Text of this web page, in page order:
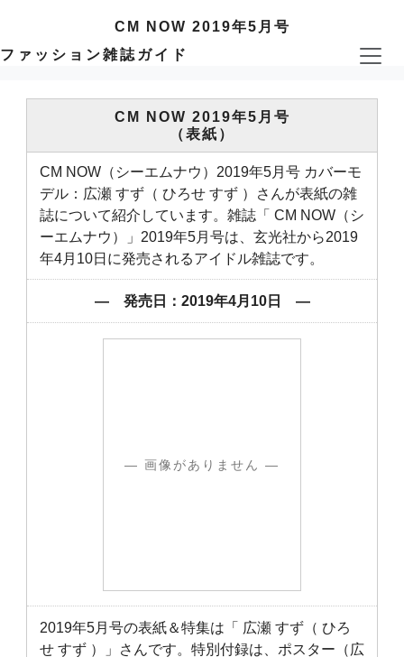
CM NOW 2019年5月号
ファッション雑誌ガイド
CM NOW 2019年5月号
（表紙）
CM NOW（シーエムナウ）2019年5月号 カバーモ
デル：広瀬 すず（ ひろせ すず ）さんが表紙の雑
誌について紹介しています。雑誌「 CM NOW（シ
ーエムナウ）」2019年5月号は、玄光社から2019
年4月10日に発売されるアイドル雑誌です。
― 発売日：2019年4月10日 ―
― 画像がありません ―
2019年5月号の表紙＆特集は「 広瀬 すず（ ひろ
せ すず ）」さんです。特別付録は、ポスター（広